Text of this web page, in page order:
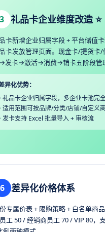
3 礼品卡企业维度改造 ⭐
卡新增企业归属字段 + 平台储值
卡发放管理页面。现金卡/提货卡
发卡→激活→消费→销卡五阶段管
异化优势：
礼品卡企业归属字段，多企业卡池完
适用范围可按品牌/分类/店铺/自定义
发卡支持 Excel 批量导入 + 审核流
6 差异化价格体系
专属价表 + 限购策略 + 白名单商
工 50 / 经销商员工 70 / VIP 80，